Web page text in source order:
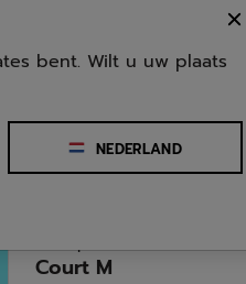
Court M
bent. Wilt u uw plaats
NEDERLAND